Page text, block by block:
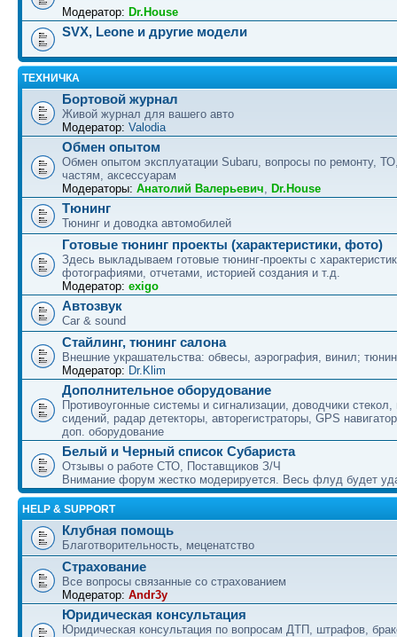
Модератор: Dr.House
SVX, Leone и другие модели
ТЕХНИЧКА
Бортовой журнал
Живой журнал для вашего авто
Модератор: Valodia
Обмен опытом
Обмен опытом эксплуатации Subaru, вопросы по ремонту,
частям, аксессуарам
Модераторы: Анатолий Валерьевич, Dr.House
Тюнинг
Тюнинг и доводка автомобилей
Готовые тюнинг проекты (характеристики, фото)
Здесь выкладываем готовые тюнинг-проекты с
фотографиями, отчетами, историей создания и т.д.
Модератор: exigo
Автозвук
Car & sound
Стайлинг, тюнинг салона
Внешние украшательства: обвесы, аэрография, винил;
Модератор: Dr.Klim
Дополнительное оборудование
Противоугонные системы и сигнализации, доводчики стекол,
сидений, радар детекторы, авторегистраторы, GPS
доп. оборудование
Белый и Черный список Субариста
Отзывы о работе СТО, Поставщиков З/Ч
Внимание форум жестко модерируется. Весь флуд будет
HELP & SUPPORT
Клубная помощь
Благотворительность, меценатство
Страхование
Все вопросы связанные со страхованием
Модератор: Andr3y
Юридическая консультация
Юридическая консультация по вопросам ДТП, штрафов,